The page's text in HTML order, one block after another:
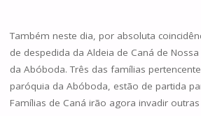
Também neste dia, por absoluta
de despedida da Aldeia de Caná de
da Abóboda. Três das famílias
paróquia da Abóboda, estão de partida
Famílias de Caná irão agora invadir